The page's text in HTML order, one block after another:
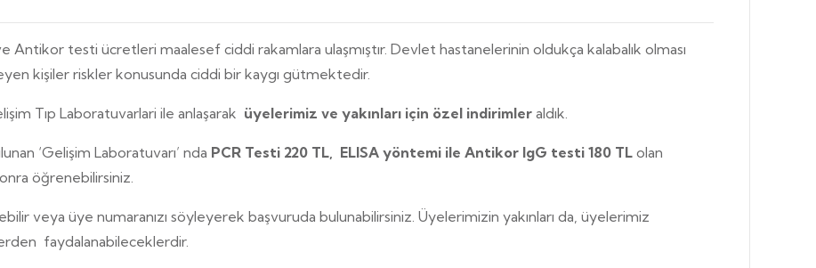
Antikor testi ücretleri maalesef ciddi rakamlara ulaşmıştır. Devlet hastanelerinin oldukça kalabalık olması
kişiler riskler konusunda ciddi bir kaygı gütmektedir.
Tıp Laboratuvarlari ile anlaşarak üyelerimiz ve yakınları için özel indirimler aldık.
‘Gelişim Laboratuvarı’ nda PCR Testi 220 TL, ELISA yöntemi ile Antikor IgG testi 180 TL olan
öğrenebilirsiniz.
veya üye numaranızı söyleyerek başvuruda bulunabilirsiniz. Üyelerimizin yakınları da, üyelerimiz
faydalanabileceklerdir.